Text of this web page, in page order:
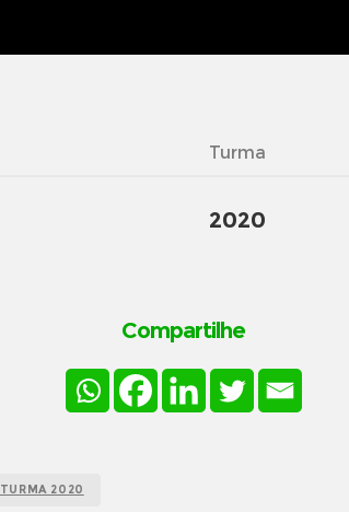
Turma
2020
Compartilhe
TURMA 2020